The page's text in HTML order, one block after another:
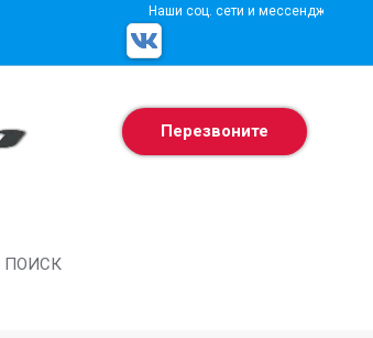
Наши соц. сети и мессенджеры
ПОИСК
Перезвоните